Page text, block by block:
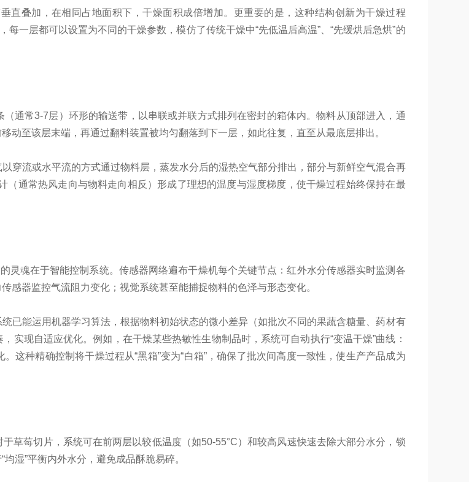
直叠加，在相同占地面积下，干燥面积成倍增加。更重要的是，这种结构创新为干燥过程
一层都可以设置为不同的干燥参数，模仿了传统干燥中“先低温后高温”、“先缓烘后急烘”的
通常3-7层）环形的输送带，以串联或并联方式排列在密封的箱体内。物料从顶部进入，通
动至该层末端，再通过翻料装置被均匀翻落到下一层，如此往复，直至从最底层排出。
穿流或水平流的方式通过物料层，蒸发水分后的湿热空气部分排出，部分与新鲜空气混合再
（通常热风走向与物料走向相反）形成了理想的温度与湿度梯度，使干燥过程始终保持在最
灵魂在于智能控制系统。传感器网络遍布干燥机每个关键节点：红外水分传感器实时监测各
感器监控气流阻力变化；视觉系统甚至能捕捉物料的色泽与形态变化。
已能运用机器学习算法，根据物料初始状态的微小差异（如批次不同的果蔬含糖量、药材有
实现自适应优化。例如，在干燥某些热敏性生物制品时，系统可自动执行“变温干燥”曲线：
这种精确控制将干燥过程从“黑箱”变为“白箱”，确保了批次间高度一致性，使生产产品成为
草莓切片，系统可在前两层以较低温度（如50-55°C）和较高风速快速去除大部分水分，锁
湿”平衡内外水分，避免成品酥脆易碎。